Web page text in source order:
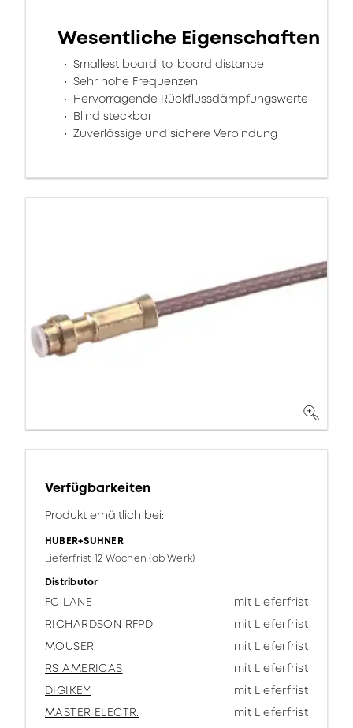
Wesentliche Eigenschaften
Smallest board-to-board distance
Sehr hohe Frequenzen
Hervorragende Rückflussdämpfungswerte
Blind steckbar
Zuverlässige und sichere Verbindung
Verfügbarkeiten
Produkt erhältlich bei:
HUBER+SUHNER
Lieferfrist 12 Wochen (ab Werk)
Distributor
FC LANE
mit Lieferfrist
RICHARDSON RFPD
mit Lieferfrist
MOUSER
mit Lieferfrist
RS AMERICAS
mit Lieferfrist
DIGIKEY
mit Lieferfrist
MASTER ELECTR.
mit Lieferfrist